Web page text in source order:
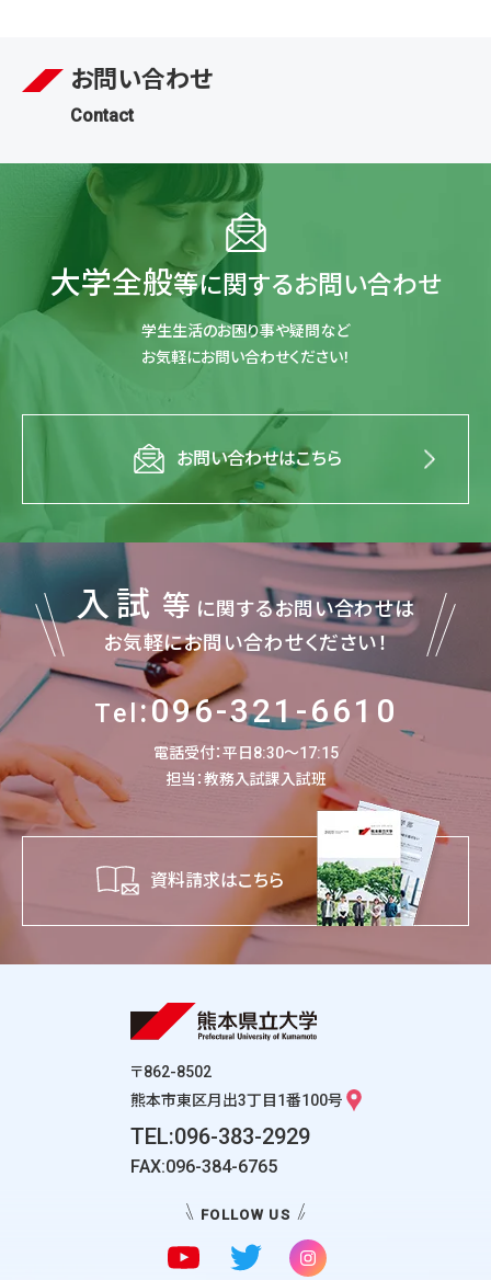
お問い合わせ
Contact
大学全般等に関するお問い合わせ
学生生活のお困り事や疑問など
お気軽にお問い合わせください！
お問い合わせはこちら
入試 等 に関するお問い合わせは
お気軽にお問い合わせください！
Tel:096-321-6610
電話受付：平日8:30～17:15
担当：教務入試課入試班
資料請求はこちら
〒862-8502
熊本市東区月出3丁目1番100号
TEL:096-383-2929
FAX:096-384-6765
FOLLOW US